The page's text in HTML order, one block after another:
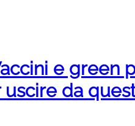
e green
da